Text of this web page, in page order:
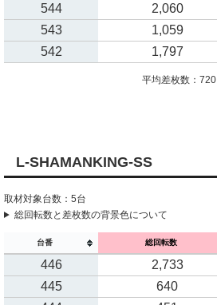
544
2,060
543
1,059
542
1,797
平均差枚数：720
L-SHAMANKING-SS
取材対象台数：5台
総回転数と差枚数の背景色について
台番 総回転数
446 2,733
445
640